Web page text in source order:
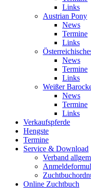
Links
Austrian Pony
News
Termine
Links
News
Termine
Links
Weißer
News
Termine
Links
Verkaufspferde
Hengste
Termine
Service & Download
Verband
Online Zuchtbuch